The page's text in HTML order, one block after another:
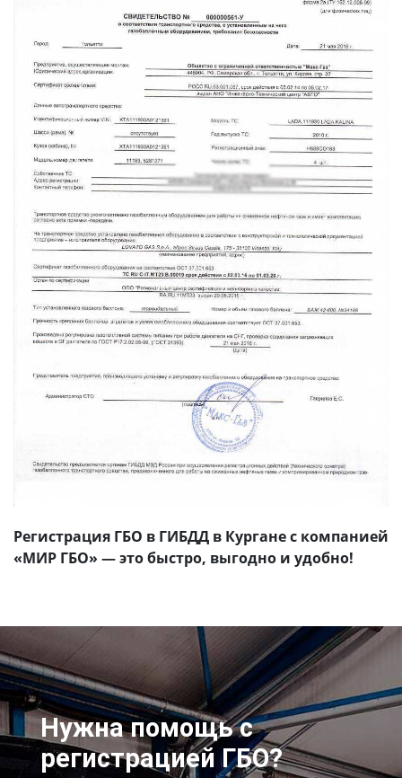
Регистрация ГБО в ГИБДД в Кургане с компанией
«МИР ГБО» — это быстро, выгодно и удобно!
Нужна помощь с
регистрацией ГБО?